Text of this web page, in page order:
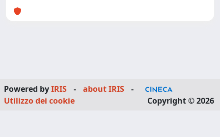
Powered byIRIS - about IRIS
-
Utilizzo dei cookie
Copyright © 2026